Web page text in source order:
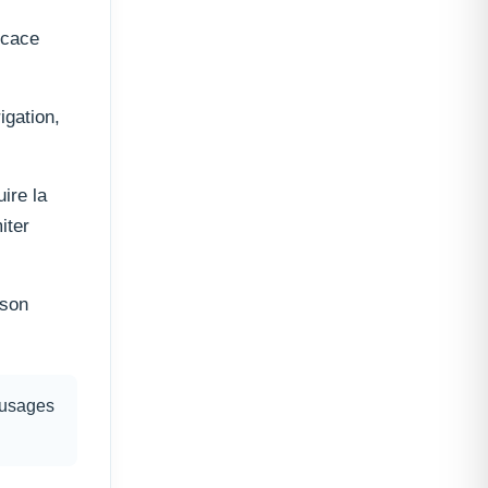
la